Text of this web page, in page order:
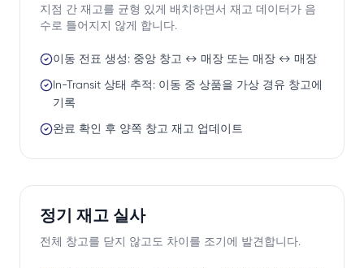
지점 간 재고를 균형 있게 배치하면서 재고 데이터가 음
수로 틀어지지 않게 합니다.
이동 전표 생성: 중앙 창고 ↔ 매장 또는 매장 ↔ 매장
In-Transit 상태 추적: 이동 중 상품을 가상 경유 창고에
기록
완료 확인 후 양쪽 창고 재고 업데이트
정기 재고 실사
전체 창고를 닫지 않고도 차이를 조기에 발견합니다.